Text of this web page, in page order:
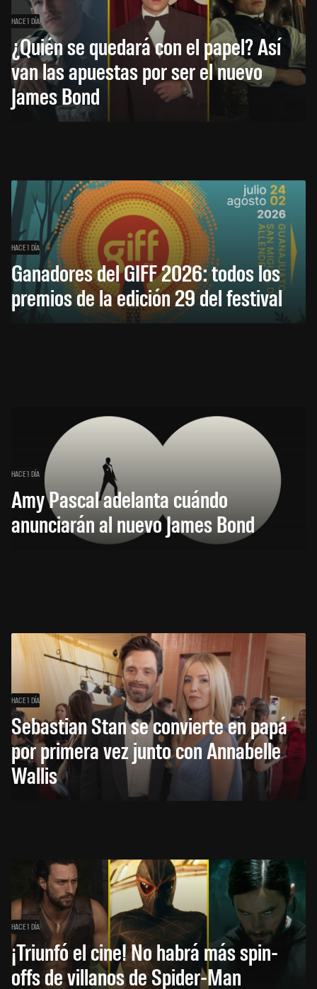
HACE 1 DÍA
¿Quién se quedará con el papel? Así
van las apuestas por ser el nuevo
James Bond
HACE 1 DÍA
Ganadores del GIFF 2026: todos los
premios de la edición 29 del festival
HACE 1 DÍA
Amy Pascal adelanta cuándo
anunciarán al nuevo James Bond
HACE 1 DÍA
Sebastian Stan se convierte en papá
por primera vez junto con Annabelle
Wallis
HACE 1 DÍA
¡Triunfó el cine! No habrá más spin-
offs de villanos de Spider-Man